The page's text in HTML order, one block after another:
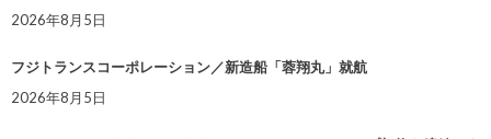
2026年8月5日
フジトランスコーポレーション／新造船「蓉翔丸」就航
2026年8月5日